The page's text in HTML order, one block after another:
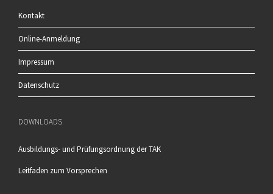
Kontakt
Online-Anmeldung
Impressum
Datenschutz
DOWNLOADS
Ausbildungs- und Prüfungsordnung der TAK
Leitfaden zum Vorsprechen